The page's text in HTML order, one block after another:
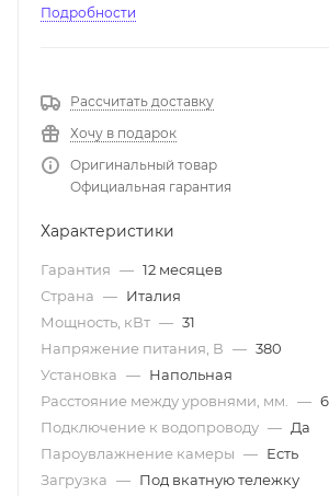
AISI 304, эргономичной дверцей и
Подробности
Рассчитать доставку
Хочу в подарок
Оригинальный товар
Официальная гарантия
Характеристики
Гарантия — 12 месяцев
Страна — Италия
Мощность, кВт — 31
Напряжение питания, В — 380
Установка — Напольная
Расстояние между уровнями, мм.
—
Подключение к водопроводу — Да
Пароувлажнение камеры — Есть
Загрузка — Под вкатную тележку